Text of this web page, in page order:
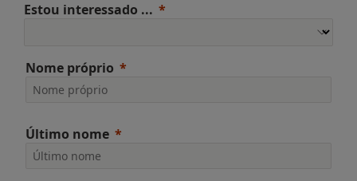
Estou interessado ...
Nome próprio
Último nome